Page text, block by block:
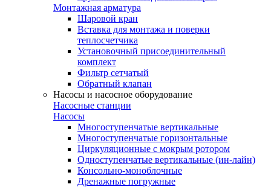
Монтажная арматура
Шаровой кран
Вставка для монтажа и поверки
теплосчетчика
Установочный присоединительный
комплект
Фильтр сетчатый
Обратный клапан
Насосы и насосное оборудование
Насосные станции
Насосы
Многоступенчатые вертикальные
Многоступенчатые горизонтальные
Циркуляционные с мокрым ротором
Одноступенчатые вертикальные (ин-лайн)
Консольно-моноблочные
Дренажные погружные